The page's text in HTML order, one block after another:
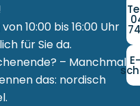
10:00 bis 16:00 Uhr
für Sie da.
– Manchmal
das: nordisch